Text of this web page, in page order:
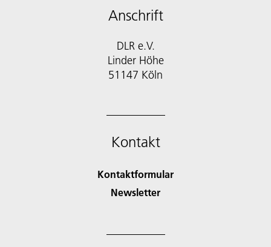
Anschrift
DLR e.V.
Linder Höhe
51147 Köln
Kontakt
Kontaktformular
Newsletter